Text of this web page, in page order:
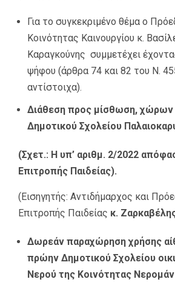
Για το συγκεκριμένο θέμα ο
Κοινότητας Καινουργίου κ.
Καραγκούνης συμμετέχει
ψήφου (άρθρα 74 και 82 του Ν.
αντίστοιχα).
Διάθεση προς μίσθωση,
Δημοτικού Σχολείου
(Σχετ.: Η υπ’ αριθμ. 2/2022
Επιτροπής Παιδείας).
(Εισηγητής: Αντιδήμαρχος και
Επιτροπής Παιδείας κ.
Δωρεάν παραχώρηση χρήσης
πρώην Δημοτικού Σχολείου
Νερού της Κοινότητας